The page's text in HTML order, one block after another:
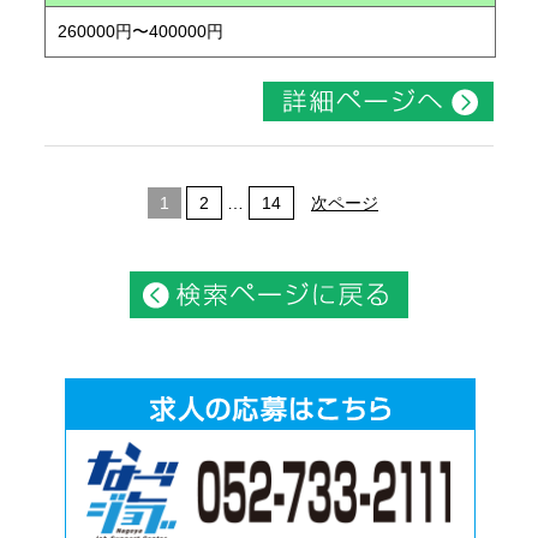
260000円〜400000円
1 2 14 次ページ